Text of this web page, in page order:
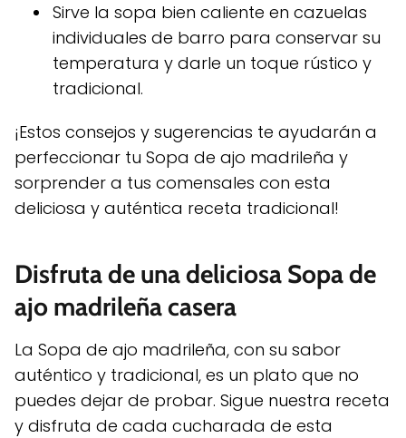
Sirve la sopa bien caliente en cazuelas
individuales de barro para conservar su
temperatura y darle un toque rústico y
tradicional.
¡Estos consejos y sugerencias te ayudarán a
perfeccionar tu Sopa de ajo madrileña y
sorprender a tus comensales con esta
deliciosa y auténtica receta tradicional!
Disfruta de una deliciosa Sopa de
ajo madrileña casera
La Sopa de ajo madrileña, con su sabor
auténtico y tradicional, es un plato que no
puedes dejar de probar. Sigue nuestra receta
y disfruta de cada cucharada de esta